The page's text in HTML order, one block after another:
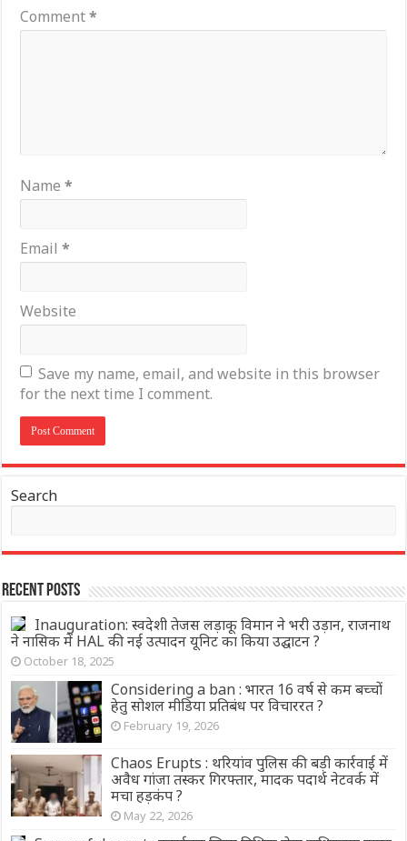
Comment*
Name*
Email*
Website
Save my name, email, and website in this browser
for the next time I comment.
Search
Recent Posts
Inauguration: स्वदेशी तेजस लड़ाकू विमान ने भरी उड़ान, राजनाथ
ने नासिक में HAL की नई उत्पादन यूनिट का किया उद्घाटन ?
October 18, 2025
Considering a ban : भारत 16 वर्ष से कम बच्चों
हेतु सोशल मीडिया प्रतिबंध पर विचाररत ?
February 19, 2026
Chaos Erupts : थरियांव पुलिस की बड़ी कार्रवाई में
अवैध गांजा तस्कर गिरफ्तार, मादक पदार्थ नेटवर्क में
मचा हड़कंप ?
May 22, 2026